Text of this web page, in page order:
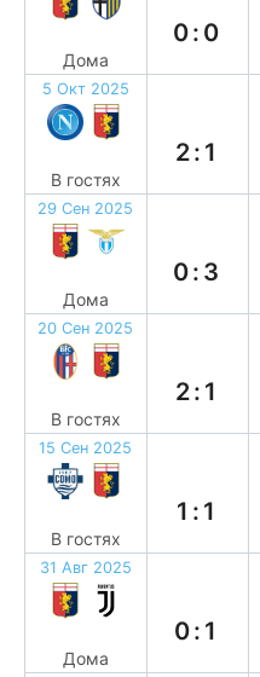
Дома
0:0
5 Окт 2025
В гостях
2:1
29 Сен 2025
Дома
0:3
20 Сен 2025
В гостях
2:1
15 Сен 2025
В гостях
1:1
31 Авг 2025
Дома
0:1